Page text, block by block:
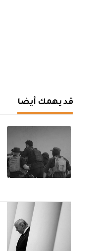
قد يهمك أيضا